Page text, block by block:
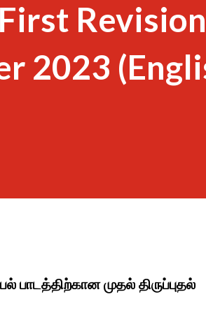
Revision
2023
பாடத்திற்கான முதல் திருப்புதல்